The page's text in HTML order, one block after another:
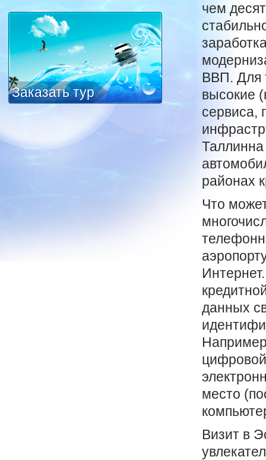
Заказать тур
чем
ВВП. Для
высокие
сервиса,
Таллинна
районах
Что
данных
место
Визит в